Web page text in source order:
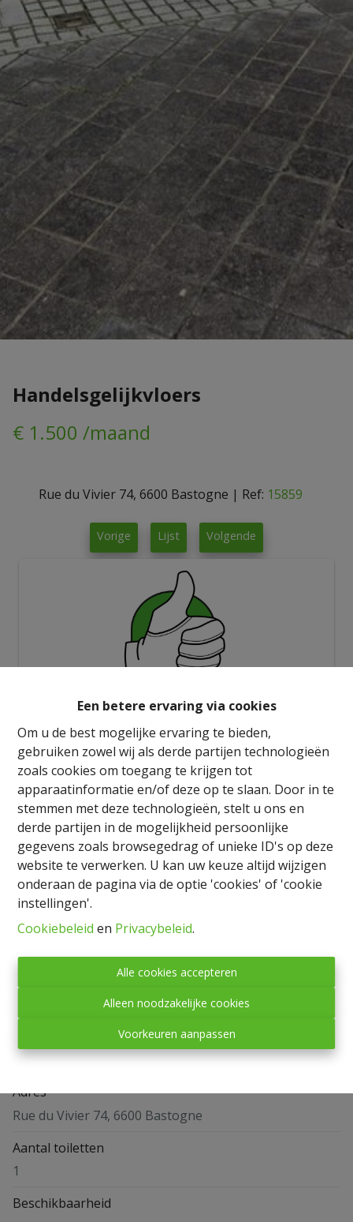
Een betere ervaring via cookies
Om u de best mogelijke ervaring te bieden,
gebruiken zowel wij als derde partijen technologieën
zoals cookies om toegang te krijgen tot
apparaatinformatie en/of deze op te slaan. Door in te
stemmen met deze technologieën, stelt u ons en
derde partijen in de mogelijkheid persoonlijke
gegevens zoals browsegedrag of unieke ID's op deze
website te verwerken. U kan uw keuze altijd wijzigen
onderaan de pagina via de optie 'cookies' of 'cookie
instellingen'.
Cookiebeleid en Privacybeleid.
Alle cookies accepteren
Alleen noodzakelijke cookies
Voorkeuren aanpassen
Handelsgelijkvloers
€ 1.500 /maand
Rue du Vivier 74, 6600 Bastogne | Ref: 15859
Vorige Lijst Volgende
Info aanvragen
Algemeen
Adres
Rue du Vivier 74, 6600 Bastogne
Aantal toiletten
1
Beschikbaarheid